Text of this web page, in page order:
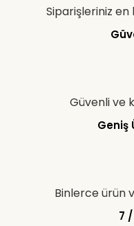
Siparişleriniz en
Güvenli ve
Geniş
Binlerce ürün
7 /